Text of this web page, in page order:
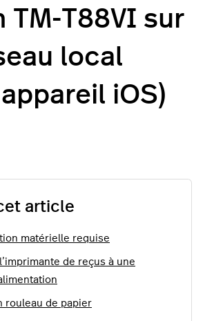
TM-T88VI sur
local
iOS)
article
matérielle requise
de reçus à une
rouleau de papier